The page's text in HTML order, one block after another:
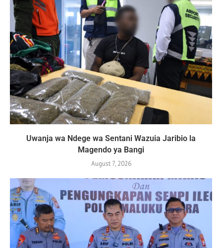
Uwanja wa Ndege wa Sentani Wazuia Jaribio la
Magendo ya Bangi
August 7, 2026